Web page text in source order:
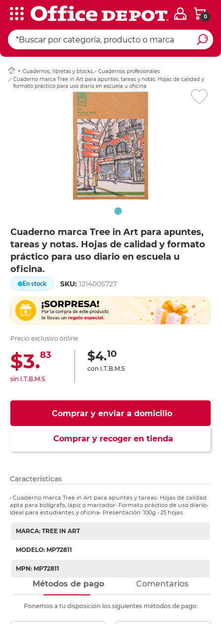
0
Cuadernos, libretas y blocks
Cuadernos profesionales
Cuaderno marca Tree in Art para apuntes, tareas y notas. Hojas de calidad y
formato práctico para uso diario en escuela u oficina.
Cuaderno marca Tree in Art para apuntes,
tareas y notas. Hojas de calidad y formato
práctico para uso diario en escuela u
oficina.
En stock SKU:1214005727
Precio exclusivo online:
$3.83
sin I.T.B.M.S
$4.10
con I.T.B.M.S
Comprar y enviar a domicilio
Comprar y recoger en tienda
Ingresar Codigo
Características
• Cuaderno marca Tree in Art para apuntes y tareas• Hojas de calidad
apta para bolígrafo, lápiz o marcador• Formato práctico de uso diario•
Ideal para estudiantes y oficina• Presentación: 100g • 25 hojas
MARCA: TREE IN ART
MODELO: MP72811
MPN: MP72811
Métodos de pago Comentarios
Ponemos a tu disposición los siguientes métodos de pago: